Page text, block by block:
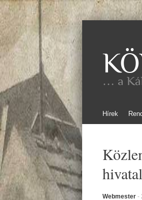
… a
to
Hírek
Webmester -